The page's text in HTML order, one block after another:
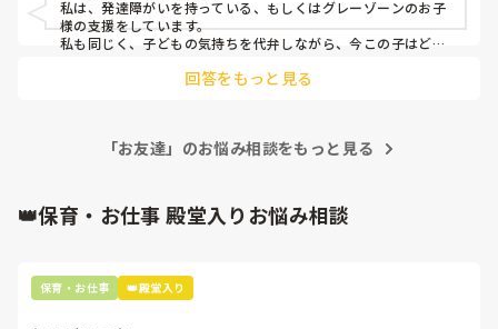
らないことだらけの子どもたちに、一つ一つ何度でも教えて
いけば良いのではないかなと思います。
みなさんはどうですか？
私は、発達障がいを持っている、もしくはグレーゾーンのお子
様の支援をしています。
私も同じく、子どもの気持ちを代弁しながら、今この子はどう
そもそも上手く気持ちが伝えられないのかもしれないので、言
難しいかもしれませんが、マイルドに言えるように伝えてま
クチク言葉だったね、優しく言おうね」と伝えるようにしてい
ます。
方法もあるので、私がこうしているは参考程度だと思っていた
だければとと思います。
回答をもっと見る
「お友達」のお悩み相談をもっと見る
👑保育・お仕事 殿堂入りお悩み相談
保育・お仕事 👑殿堂入り